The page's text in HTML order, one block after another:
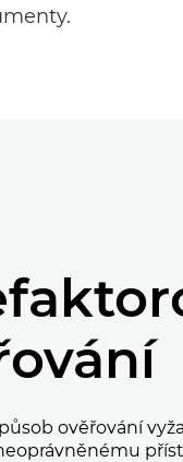
ověřování